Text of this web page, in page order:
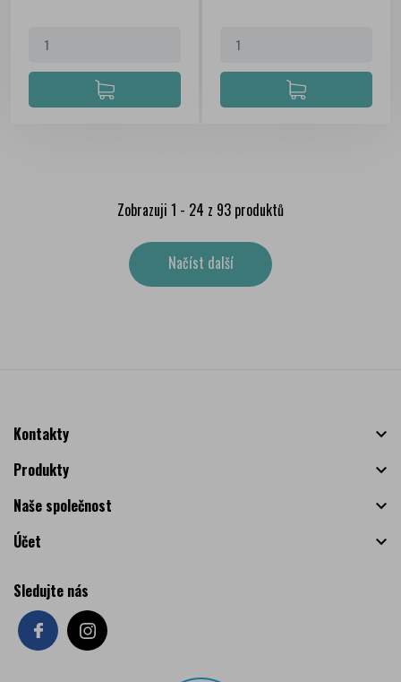
Zobrazuji 1 - 24 z 93 produktů
Načíst další
Kontakty

Produkty

Naše společnost

Účet

Sledujte nás